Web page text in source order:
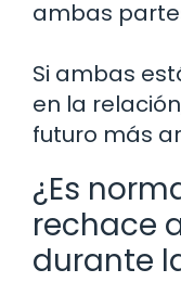
ambas
Si ambas
en la
futuro más
¿Es
rechace
durante